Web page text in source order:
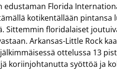
edustaman Florida
kotikentällään pintansa
Sittemmin floridalaiset
Arkansas-Little Rock
ottelussa 13
koriinjohtanutta syöttöä ja